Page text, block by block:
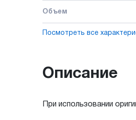
Объем
Посмотреть все
Описание
При использовании